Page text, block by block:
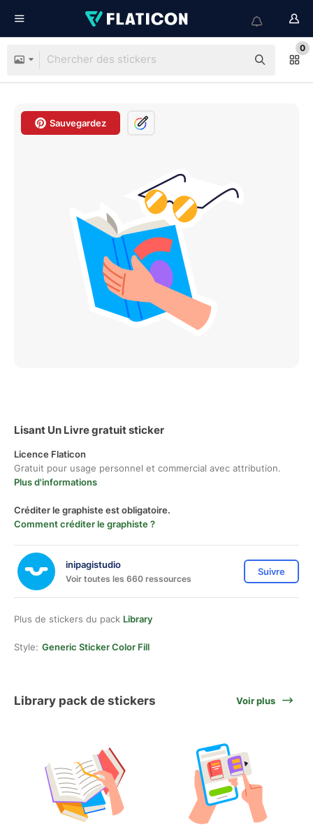
0
Sauvegardez
Lisant Un Livre gratuit sticker
Licence Flaticon
Gratuit pour usage personnel et commercial avec attribution.
Plus d'informations
Créditer le graphiste est obligatoire.
Comment créditer le graphiste ?
inipagistudio
Voir toutes les 660 ressources
Suivre
Plus de stickers du pack Library
Style: Generic Sticker Color Fill
Library pack de stickers Voir plus